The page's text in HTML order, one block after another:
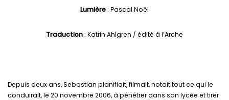
Lumière : Pascal Noël
Traduction : Katrin Ahlgren / édité à l’Arche
Depuis deux ans, Sebastian planifiait, filmait, notait tout ce qui le
conduirait, le 20 novembre 2006, à pénétrer dans son lycée et tirer